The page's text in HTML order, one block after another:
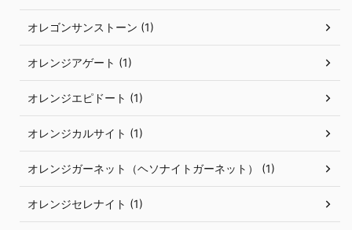
オレゴンサンストーン (1)
オレンジアゲート (1)
オレンジエピドート (1)
オレンジカルサイト (1)
オレンジガーネット（ヘソナイトガーネット） (1)
オレンジセレナイト (1)